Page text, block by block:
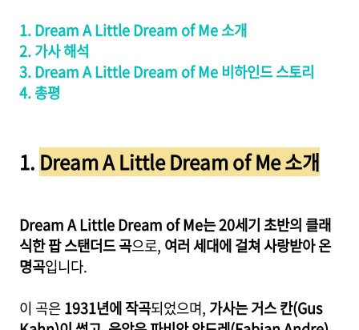
1. Dream A Little Dream of Me 소개
2. 가사 해석
3. Dream A Little Dream of Me 비하인드 스토리
4. 총평
1. Dream A Little Dream of Me 소개
Dream A Little Dream of Me는 20세기 초반의 클래
식한 팝 스탠더드 곡으로, 여러 세대에 걸쳐 사랑받아 온
명곡입니다.
이 곡은1931년에 작곡되었으며, 가사는 거스 칸(Gus